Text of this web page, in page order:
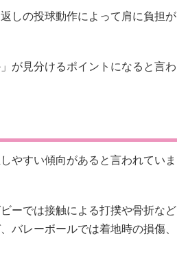
しの投球動作によって肩に負担が
が見分けるポイントになると言わ
やすい傾向があると言われていま
ーでは接触による打撲や骨折など
バレーボールでは着地時の損傷、